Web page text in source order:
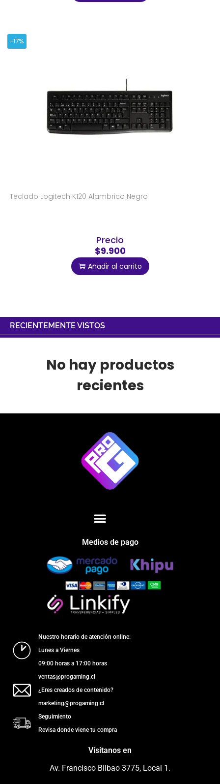
-17%
Teclado Logitech K120 Alambrico Negro
Precio
$9.900
Añadir al carrito
RECIENTEMENTE VISTOS
No hay productos
recientes
Medios de pago
Nuestro horario de atención online:
Lunes a Viernes
09:00 horas a 17:00 horas
ventas@progaming.cl
¿Eres creados de contenido?
marketing@progaming.cl
Seguimiento
Revisa donde viene tu compra
Vísitanos en
Av. Francisco Bilbao 3775, Local 1.